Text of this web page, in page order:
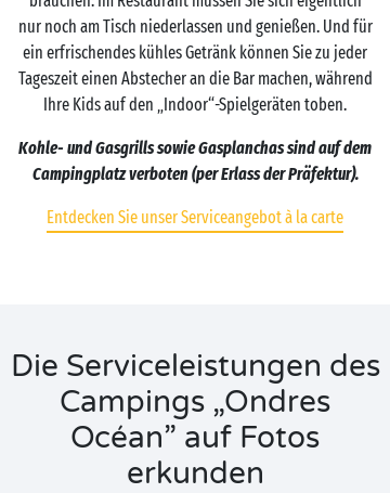
nur noch am Tisch niederlassen und genießen. Und für
ein erfrischendes kühles Getränk können Sie zu jeder
Tageszeit einen Abstecher an die Bar machen, während
Ihre Kids auf den „Indoor“-Spielgeräten toben.
Kohle- und Gasgrills sowie Gasplanchas sind auf dem
Campingplatz verboten (per Erlass der Präfektur).
Entdecken Sie unser Serviceangebot à la carte
Die Serviceleistungen des
Campings „Ondres
Océan” auf Fotos
erkunden